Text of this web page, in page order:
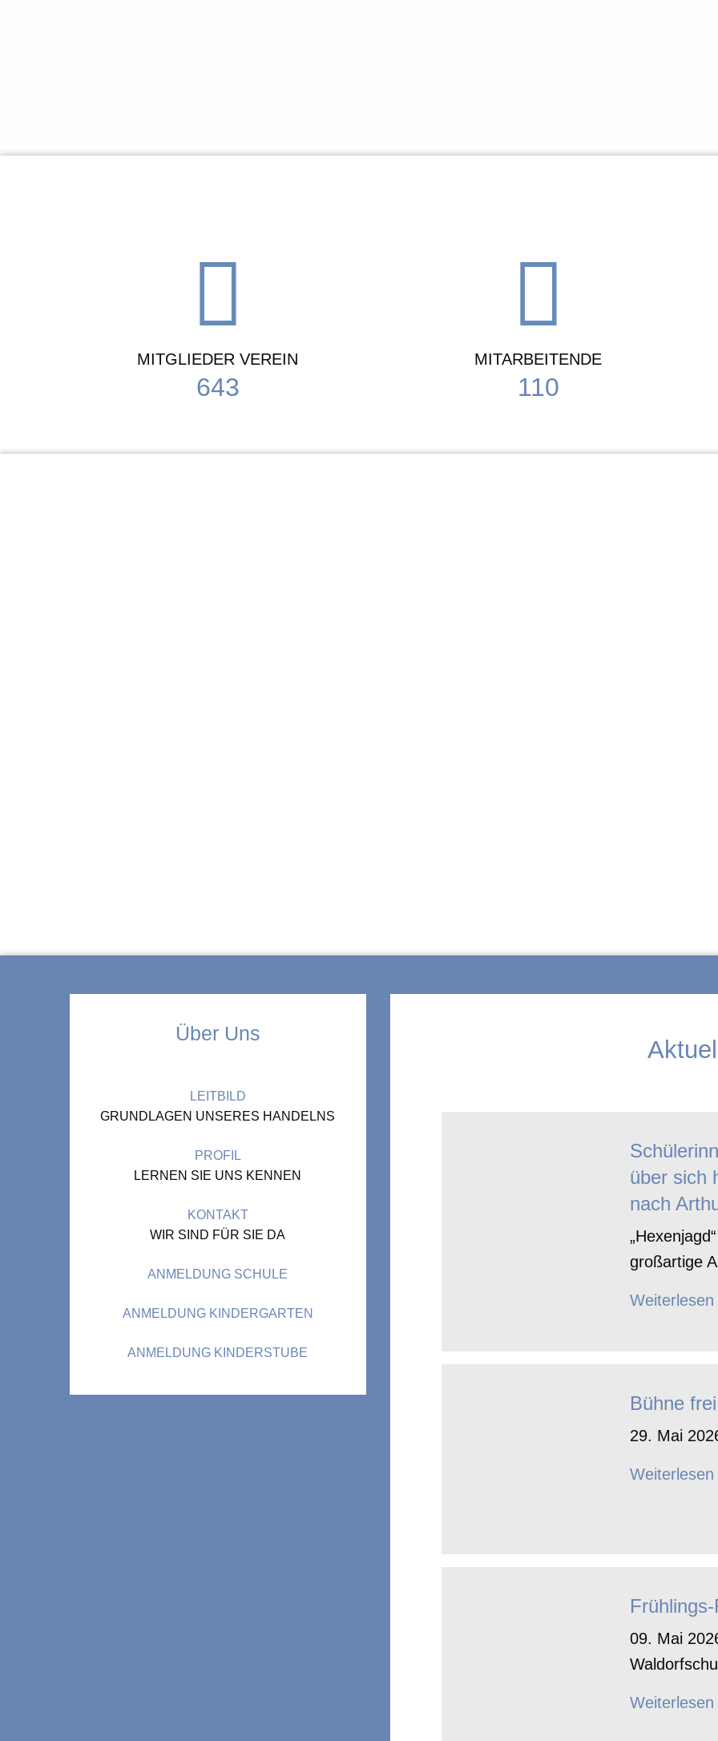
MITGLIEDER VEREIN
643
MITARBEITENDE
110
Über Uns
LEITBILD
GRUNDLAGEN UNSERES HANDELNS
PROFIL
LERNEN SIE UNS KENNEN
KONTAKT
WIR SIND FÜR SIE DA
ANMELDUNG SCHULE
ANMELDUNG KINDERGARTEN
ANMELDUNG KINDERSTUBE
über sich
nach
großartige
Weiterlesen
Bühne frei
29. Mai
Weiterlesen
09. Mai
Weiterlesen